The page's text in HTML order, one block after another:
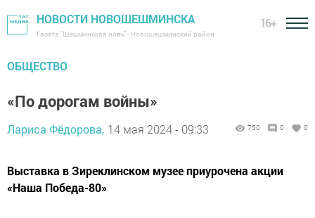
НОВОСТИ НОВОШЕШМИНСКА
Газета "Шешминская новь" - Новошешминский район
16+
ОБЩЕСТВО
«По дорогам войны»
Лариса Фёдорова, 14 мая 2024 - 09:33 750 0 0
Выставка в Зиреклинском музее приурочена акции
«Наша Победа-80»